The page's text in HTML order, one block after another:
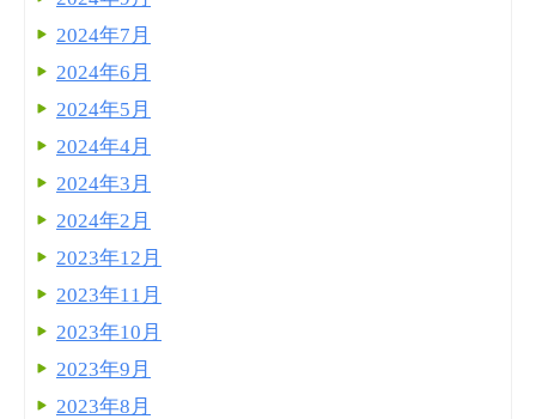
2024年7月
2024年6月
2024年5月
2024年4月
2024年3月
2024年2月
2023年12月
2023年11月
2023年10月
2023年9月
2023年8月